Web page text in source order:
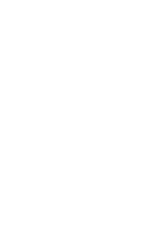
时，error 中有具体错误描述信